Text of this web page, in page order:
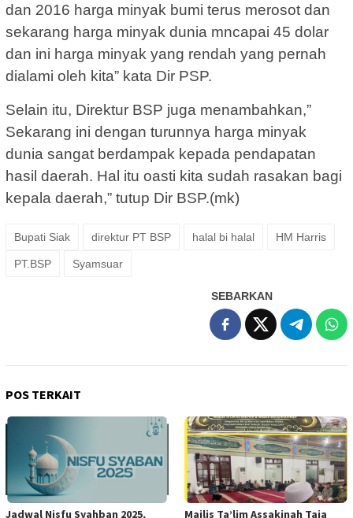
dan 2016 harga minyak bumi terus merosot dan
sekarang harga minyak dunia mncapai 45 dolar
dan ini harga minyak yang rendah yang pernah
dialami oleh kita” kata Dir PSP.
Selain itu, Direktur BSP juga menambahkan,”
Sekarang ini dengan turunnya harga minyak
dunia sangat berdampak kepada pendapatan
hasil daerah. Hal itu oasti kita sudah rasakan bagi
kepala daerah,” tutup Dir BSP.(mk)
Bupati Siak direktur PT BSP halal bi halal HM Harris
PT.BSP Syamsuar
SEBARKAN
POS TERKAIT
Jadwal Nisfu Syahban 2025,
Majlis Ta’lim Assakinah Taja